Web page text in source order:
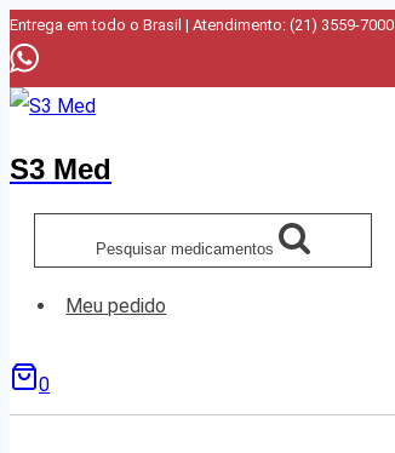
Pular
para
o
Entrega em todo o Brasil | Atendimento: (21) 3559-7000
S3 Med
Pesquisar medicamentos
Meu pedido
0